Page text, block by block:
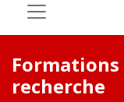
Formations
recherche